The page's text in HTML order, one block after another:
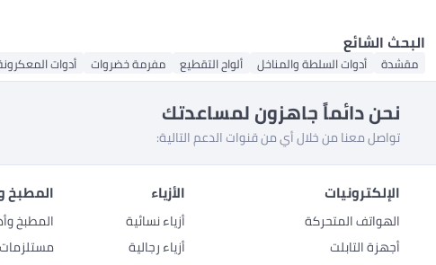
البحث الشائع
مقشدة أدوات السلطة والمناخل ألواح التقطيع مفرمة خضروات أدوات
نحن دائماً جاهزون لمساعدتك
تواصل معنا من خلال أي من قنوات الدعم التالية:
الإلكترونيات
الهواتف المتحركة
أجهزة التابلت
الأزياء
أزياء نسائية
أزياء رجالية
المطبخ
المطبخ